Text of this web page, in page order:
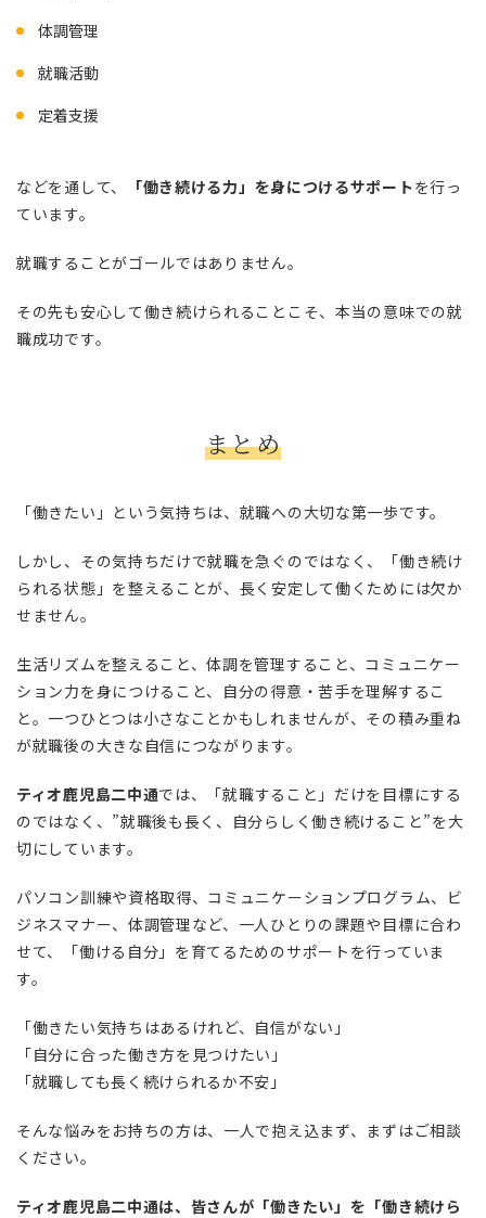
体調管理
就職活動
定着支援
などを通して、 「働き続ける力」を身につけるサポートを行っ
ています。
就職することがゴールではありません。
その先も安心して働き続けられることこそ、本当の意味での就
職成功です。
まとめ
「働きたい」という気持ちは、就職への大切な第一歩です。
しかし、その気持ちだけで就職を急ぐのではなく、「働き続け
られる状態」を整えることが、長く安定して働くためには欠か
せません。
生活リズムを整えること、体調を管理すること、コミュニケー
ション力を身につけること、自分の得意・苦手を理解するこ
と。一つひとつは小さなことかもしれませんが、その積み重ね
が就職後の大きな自信につながります。
ティオ鹿児島二中通では、「就職すること」だけを目標にする
のではなく、”就職後も長く、自分らしく働き続けること”を大
切にしています。
パソコン訓練や資格取得、コミュニケーションプログラム、ビ
ジネスマナー、体調管理など、一人ひとりの課題や目標に合わ
せて、「働ける自分」を育てるためのサポートを行っていま
す。
「働きたい気持ちはあるけれど、自信がない」
「自分に合った働き方を見つけたい」
「就職しても長く続けられるか不安」
そんな悩みをお持ちの方は、一人で抱え込まず、まずはご相談
ください。
ティオ鹿児島二中通は、皆さんが「働きたい」を「働き続けら